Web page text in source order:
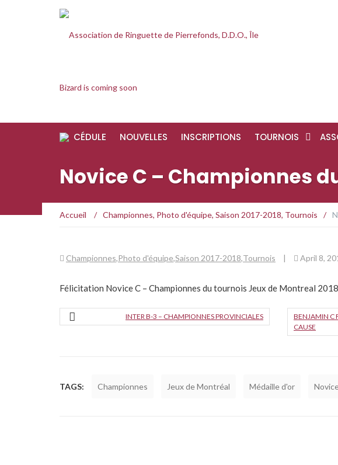
CÉDULE NOUVELLES INSCRIPTIONS TOURNOIS
Novice C – Championnes
Accueil / Championnes, Photo d'équipe, Saison 2017-2018, Tournois /
Championnes,Photo d'équipe,Saison 2017-2018,Tournois | April 8,
Félicitation Novice C – Championnes du tournois Jeux de Montreal 2018
INTER B-3 – CHAMPIONNES PROVINCIALES
BENJAMIN C
CAUSE
TAGS: Championnes Jeux de Montréal Médaille d'or